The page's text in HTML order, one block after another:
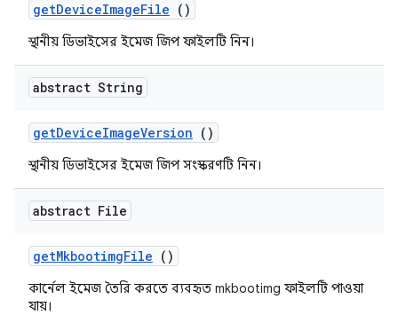
getDeviceImageFile ()
স্থানীয় ডিভাইসের ইমেজ জিপ ফাইলটি নিন।
abstract String
getDeviceImageVersion ()
স্থানীয় ডিভাইসের ইমেজ জিপ সংস্করণটি নিন।
abstract File
getMkbootimgFile ()
কার্নেল ইমেজ তৈরি করতে ব্যবহৃত mkbootimg ফাইলটি পাওয়া
যায়।